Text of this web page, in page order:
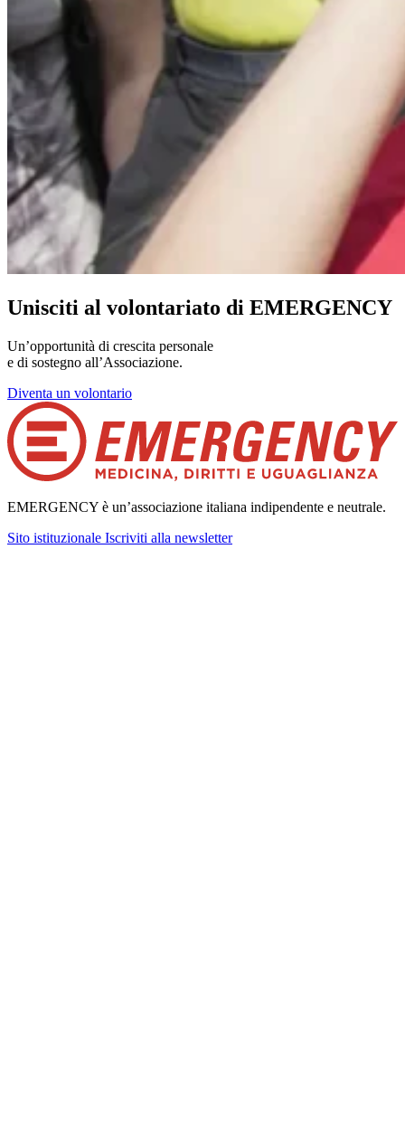
Unisciti al volontariato di EMERGENCY
Un’opportunità di crescita personale
e di sostegno all’Associazione.
Diventa un volontario
EMERGENCY è un’associazione italiana indipendente e neutrale.
Sito istituzionale Iscriviti alla newsletter